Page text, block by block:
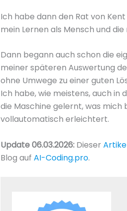
Ich habe dann den Rat von
mein Lernen als Mensch und
Dann begann auch schon die
meiner späteren Auswertung
ohne Umwege zu einer guten
Ich habe, wie meistens, auch in
die Maschine gelernt, was
vollautomatisch erleichtert.
Update 06.03.2026: Dieser
Blog auf AI-Coding.pro.